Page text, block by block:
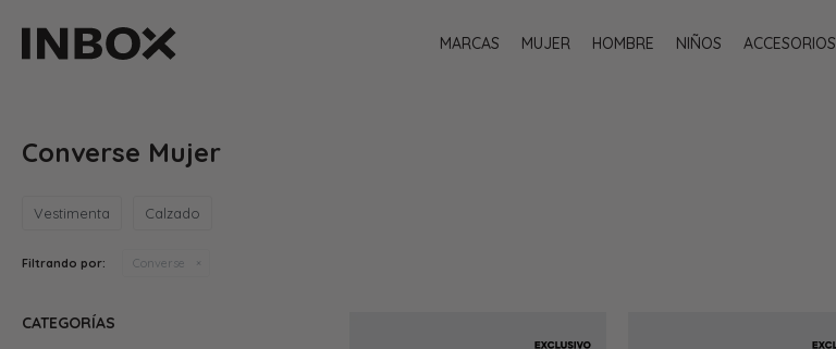
MARCAS MUJER HOMBRE NIÑOS ACCESORIOS
Converse Mujer
Vestimenta Calzado
Filtrando por: Converse
CATEGORÍAS